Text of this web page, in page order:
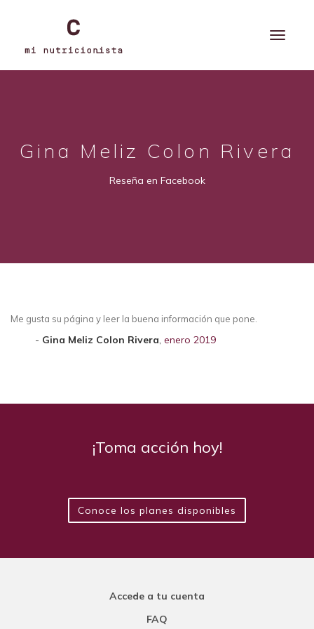
Gina Meliz Colon Rivera
Reseña en Facebook
Me gusta su página y leer la buena información que pone.
Gina Meliz Colon Rivera, enero 2019
¡Toma acción hoy!
Conoce los planes disponibles
Accede a tu cuenta
FAQ